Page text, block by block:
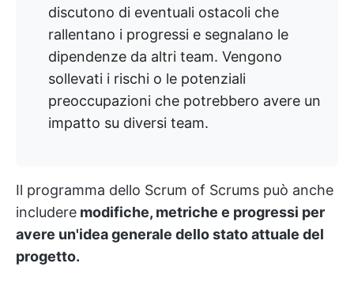
discutono di eventuali ostacoli che
rallentano i progressi e segnalano le
dipendenze da altri team. Vengono
sollevati i rischi o le potenziali
preoccupazioni che potrebbero avere un
impatto su diversi team.
Il programma dello Scrum of Scrums può anche
includere modifiche, metriche e progressi per
avere un'idea generale dello stato attuale del
progetto.